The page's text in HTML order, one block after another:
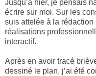
Jusqu’à hier, je pensais
écrire sur moi. Sur les
suis attelée à la rédaction
réalisations
interactif.
Après en avoir tracé
dessiné le plan, j’ai été